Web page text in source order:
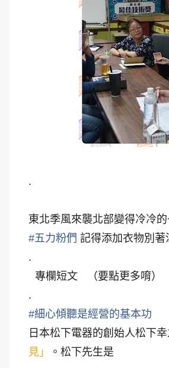
.
東北季風來襲北部變得冷冷的
#五力粉們 記得添加衣物別著
.
專欄短文
（要點更多唷）
.
#細心傾聽是經營的基本功
日本松下電器的創始人松下
見 」 。松下先生是